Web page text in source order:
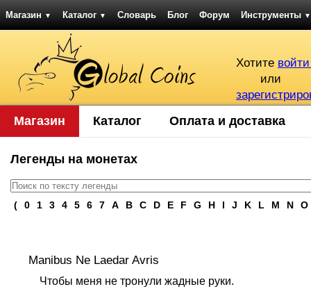
Магазин ▼ Каталог ▼ Словарь Блог Форум Инструменты ▼
Хотите
или
Магазин Каталог Оплата и доставка
Легенды на монетах
( 0 1 3 4 5 6 7 A B C D E F G H I J K L M N O
Manibus Ne Laedar Avris
Чтобы меня не тронули жадные руки.